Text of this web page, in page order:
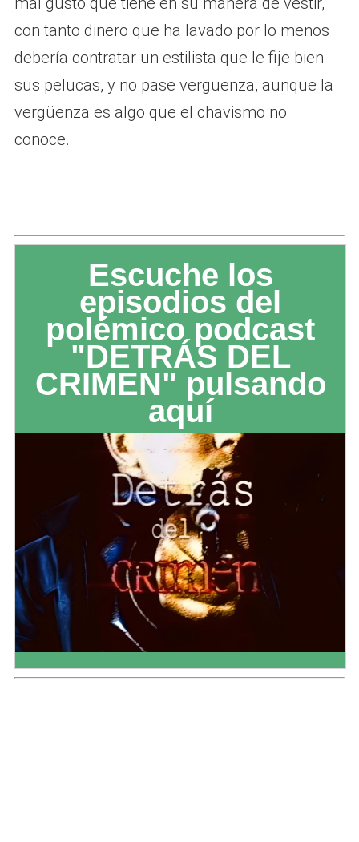
con tanto dinero que ha lavado por lo menos
debería contratar un estilista que le fije bien
sus pelucas, y no pase vergüenza, aunque la
vergüenza es algo que el chavismo no
conoce.
Escuche los
episodios del
polémico podcast
"DETRÁS DEL
CRIMEN" pulsando
aquí